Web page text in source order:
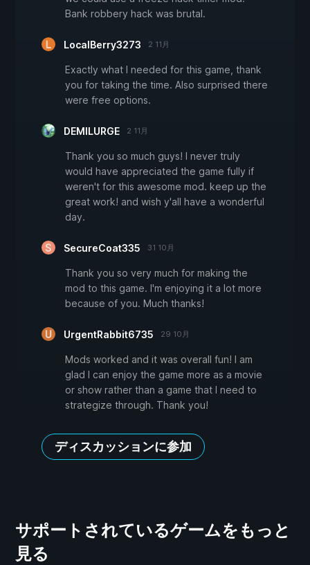
Bank robbery hack was brutal.
LocalBerry3273 2 11月
Exactly what I needed for this game, thank
you for taking the time. Also surprised there
were free options.
DEMILURGE 2 11月
Thank you so much guys! I never truly
would have appreciated the game fully if
weren't for this awesome mod. keep up the
great work! and wish y'all have a wonderful
day.
SecureCoat335 31 10月
Thank you so very much for making the
mod to this game. I'm enjoying it a lot more
because of you. Much thanks!
UrgentRabbit6735 29 10月
Mods worked and it was overall fun! I am
glad I can enjoy the game more as a movie
or show rather than a game that I need to
strategize through. Thank you!
ディスカッションに参加
サポートされているゲームをもっと
見る